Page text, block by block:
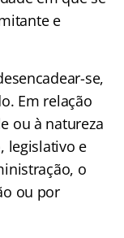
e
se,
Em relação
ou à natureza
legislativo e
o
ou por